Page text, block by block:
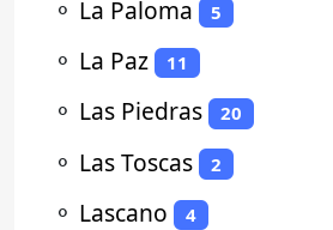
⚬ La Paloma 5
⚬ La Paz 11
⚬ Las Piedras 20
⚬ Las Toscas 2
⚬ Lascano 4